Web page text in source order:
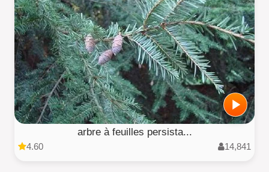
arbre à feuilles persista...
4.60 14,841